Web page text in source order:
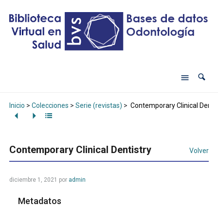
Inicio > Colecciones > Serie (revistas) > Contemporary Clinical
Contemporary Clinical Dentistry Volver
diciembre 1, 2021 por admin
Metadatos